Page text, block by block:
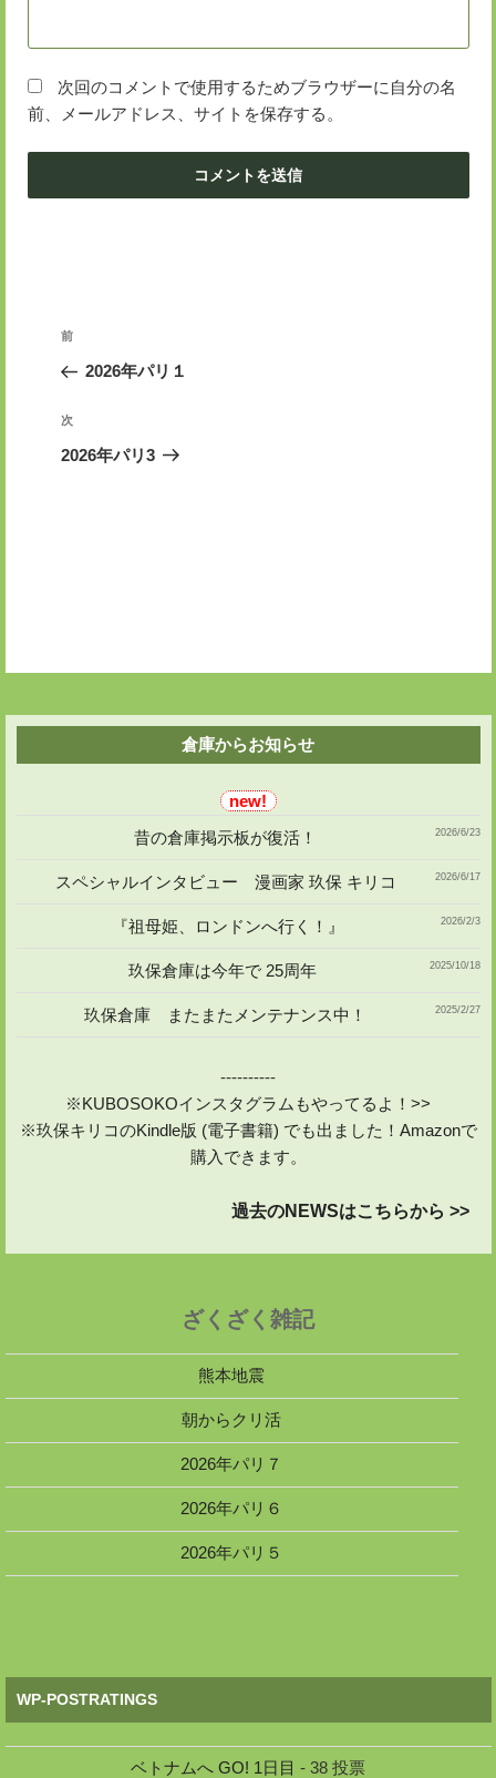
次回のコメントで使用するためブラウザーに自分の名
前、メールアドレス、サイトを保存する。
投
ナ
ビ
ゲ
前
の
稿
前
2026年パリ１
次
の
次
2026年パリ3
倉庫からお知らせ
昔の倉庫掲示板が復活！ 2026/6/23
スペシャルインタビュー 漫画家 玖保 キリコ 2026/6/17
『祖母姫、ロンドンへ行く！』 2026/2/3
玖保倉庫は今年で 25周年 2025/10/18
玖保倉庫 またまたメンテナンス中！ 2025/2/27
----------
※KUBOSOKOインスタグラムもやってるよ！>>
※玖保キリコのKindle版 (電子書籍) でも出ました！Amazonで
購入できます。
過去のNEWSはこちらから >>
ざくざく雑記
熊本地震
朝からクリ活
2026年パリ７
2026年パリ６
2026年パリ５
WP-POSTRATINGS
ベトナムへ GO! 1日目 - 38 投票